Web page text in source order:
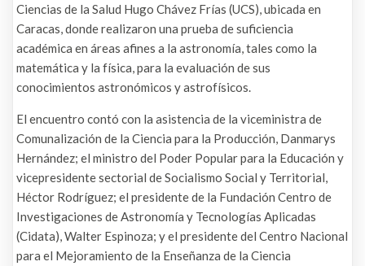
Ciencias de la Salud Hugo Chávez Frías (UCS), ubicada en
Caracas, donde realizaron una prueba de suficiencia
académica en áreas afines a la astronomía, tales como la
matemática y la física, para la evaluación de sus
conocimientos astronómicos y astrofísicos.
El encuentro contó con la asistencia de la viceministra de
Comunalización de la Ciencia para la Producción, Danmarys
Hernández; el ministro del Poder Popular para la Educación y
vicepresidente sectorial de Socialismo Social y Territorial,
Héctor Rodríguez; el presidente de la Fundación Centro de
Investigaciones de Astronomía y Tecnologías Aplicadas
(Cidata), Walter Espinoza; y el presidente del Centro Nacional
para el Mejoramiento de la Enseñanza de la Ciencia